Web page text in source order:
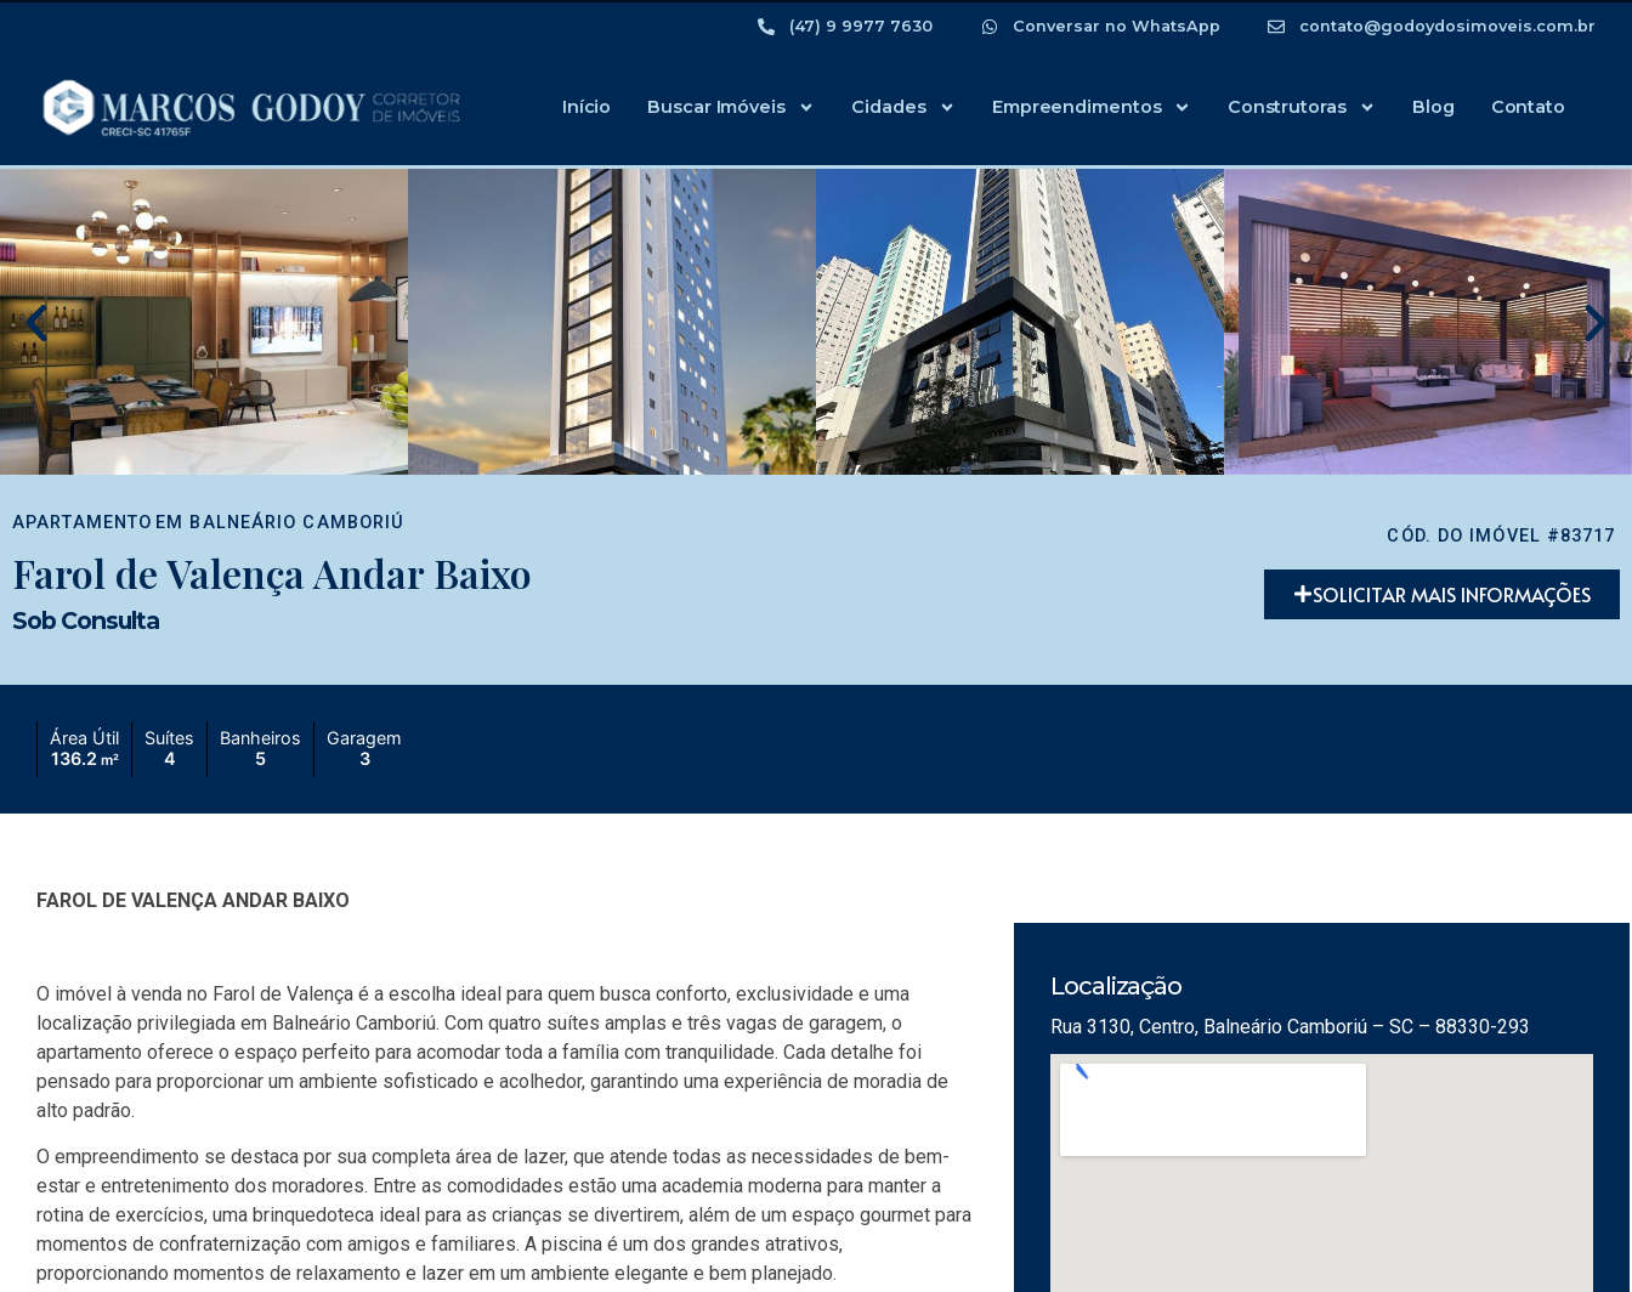
(47) 9 9977 7630 Conversar no WhatsApp contato@godoydosimoveis.com.br
Início Buscar Imóveis Cidades Empreendimentos Construtoras Blog Contato
APARTAMENTO EM BALNEÁRIO CAMBORIÚ
Farol de Valença Andar Baixo
Sob Consulta
CÓD. DO IMÓVEL #83717
SOLICITAR MAIS INFORMAÇÕES
Área Útil
136.2 m²
Suítes
4
Banheiros
5
Garagem
3
FAROL DE VALENÇA ANDAR BAIXO
O imóvel à venda no Farol de Valença é a escolha ideal para quem busca conforto, exclusividade e uma
localização privilegiada em Balneário Camboriú. Com quatro suítes amplas e três vagas de garagem, o
apartamento oferece o espaço perfeito para acomodar toda a família com tranquilidade. Cada detalhe foi
pensado para proporcionar um ambiente sofisticado e acolhedor, garantindo uma experiência de moradia de
alto padrão.
O empreendimento se destaca por sua completa área de lazer, que atende todas as necessidades de bem-
estar e entretenimento dos moradores. Entre as comodidades estão uma academia moderna para manter a
rotina de exercícios, uma brinquedoteca ideal para as crianças se divertirem, além de um espaço gourmet para
momentos de confraternização com amigos e familiares. A piscina é um dos grandes atrativos,
proporcionando momentos de relaxamento e lazer em um ambiente elegante e bem planejado.
Localização
Rua 3130, Centro, Balneário Camboriú – SC – 88330-293